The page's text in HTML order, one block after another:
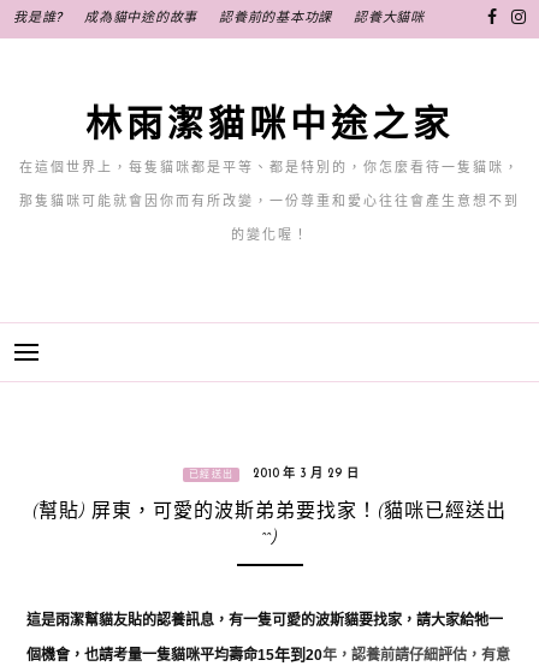
至
我是誰? 成為貓中途的故事 認養前的基本功課 認養大貓咪
林雨潔貓咪中途之家
在這個世界上，每隻貓咪都是平等、都是特別的，你怎麼看待一隻貓咪，
那隻貓咪可能就會因你而有所改變，一份尊重和愛心往往會產生意想不到
的變化喔！
已經送出 2010 年 3 月 29 日
(幫貼) 屏東，可愛的波斯弟弟要找家！(貓咪已經送出
^^)
這是雨潔幫貓友貼的認養訊息，有一隻可愛的波斯貓要找家，請大家給牠一
個機會，也請考量一隻貓咪平均壽命15年到 20年，認養前請仔細評估，有意